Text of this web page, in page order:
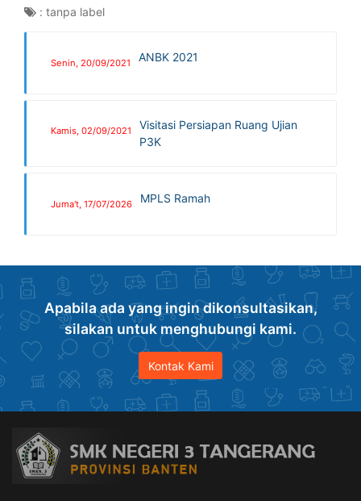
: tanpa label
Senin, 20/09/2021 ANBK 2021
Kamis, 02/09/2021
Visitasi Persiapan Ruang Ujian
P3K
Juma't, 17/07/2026 MPLS Ramah
Apabila ada yang ingin dikonsultasikan,
silakan untuk menghubungi kami.
Kontak Kami